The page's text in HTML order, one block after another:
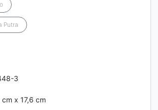
Putra
3
x 17,6 cm